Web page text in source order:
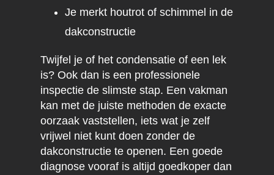
Je merkt houtrot of schimmel in de
dakconstructie
Twijfel je of het condensatie of een lek
is? Ook dan is een professionele
inspectie de slimste stap. Een vakman
kan met de juiste methoden de exacte
oorzaak vaststellen, iets wat je zelf
vrijwel niet kunt doen zonder de
dakconstructie te openen. Een goede
diagnose vooraf is altijd goedkoper dan